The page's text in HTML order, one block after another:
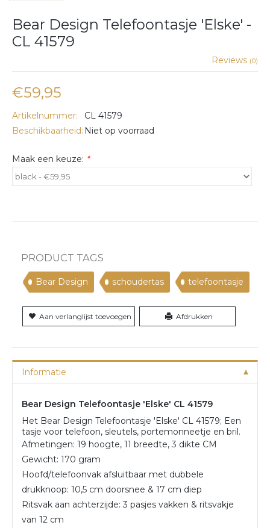
Bear Design Telefoontasje 'Elske' -
CL 41579
Reviews (0)
€59,95
Artikelnummer:
CL 41579
Beschikbaarheid: Niet op voorraad
Maak een keuze: *
PRODUCT TAGS
Bear Design schoudertas telefoontasje
Aan verlanglijst toevoegen Afdrukken
Informatie
Bear Design Telefoontasje 'Elske' CL 41579
Het Bear Design Telefoontasje 'Elske' CL 41579; Een
tasje voor telefoon, sleutels, portemonneetje en bril.
Afmetingen: 19 hoogte, 11 breedte, 3 dikte CM
Gewicht: 170 gram
Hoofd/telefoonvak afsluitbaar met dubbele
drukknoop: 10,5 cm doorsnee & 17 cm diep
Ritsvak aan achterzijde: 3 pasjes vakken & ritsvakje
van 12 cm